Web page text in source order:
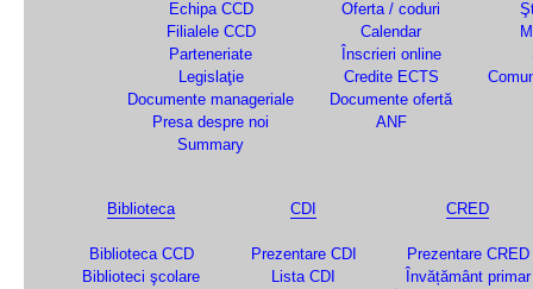
Echipa CCD
Filialele CCD
Parteneriate
Legislaţie
Documente manageriale
Presa despre noi
Summary
Oferta / coduri
Calendar
Înscrieri online
Credite ECTS
Documente ofertă
ANF
Biblioteca
Biblioteca CCD
Biblioteci şcolare
CDI
Prezentare CDI
Lista CDI
CRED
Prezentare CRED
Învățământ primar